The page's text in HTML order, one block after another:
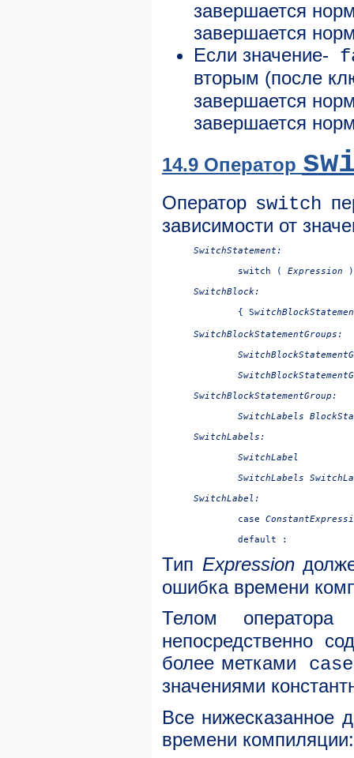
завершается
завершается
Если значение-
вторым (после
завершается
завершается
14.9 Оператор
Оператор switch
зависимости от
SwitchStatement:
	switch (
Expression
SwitchBlock:
{ S
SwitchBlockStatementGroups:
SwitchBlockStatementGroup:
SwitchLabels
SwitchLabels:
SwitchLabel
SwitchLabels
SwitchLabel:
	case
Тип Expression
ошибка времени
Телом оператора
непосредственно
более метками case
значениями
Все нижесказанное
времени компиляции: